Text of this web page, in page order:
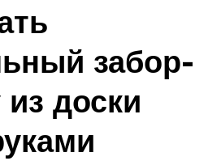
забор-
из доски